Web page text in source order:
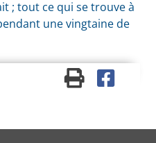
; tout ce qui se trouve à
une vingtaine de